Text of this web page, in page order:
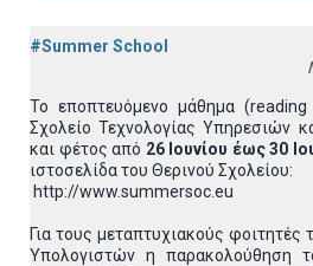
#Summer School
Το εποπτευόμενο μάθημα
Σχολείο Τεχνολογίας Υπηρεσιών
και φέτος από 26 Ιουνίου έως 30
ιστοσελίδα του Θερινού Σχολείου:
http://www.summersoc.eu
Για τους μεταπτυχιακούς
Υπολογιστών η παρακολούθηση